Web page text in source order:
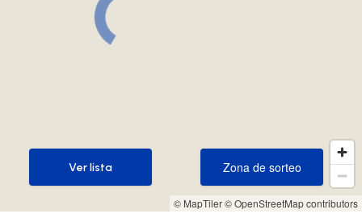
© MapTiler© OpenStreetMap contributors
Zona de sorteo
Zona de sorteo
Ver lista
Ver lista